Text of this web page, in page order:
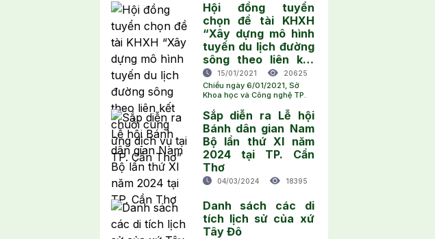
Hội đồng tuyển
chọn đề tài KHXH
“Xây dựng mô hình
tuyến du lịch đường
sông theo liên kết
chuỗi cung ứng dịch
vụ tại TP. Cần Thơ”
15/01/2021 20625
Chiều ngày 6/01/2021, Sở
Khoa học và Công nghệ TP.
Sắp diễn ra Lễ hội
Bánh dân gian Nam
Bộ lần thứ XI năm
2024 tại TP. Cần
Thơ
04/03/2024 18395
Danh sách các di
tích lịch sử của xứ
Tây Đô